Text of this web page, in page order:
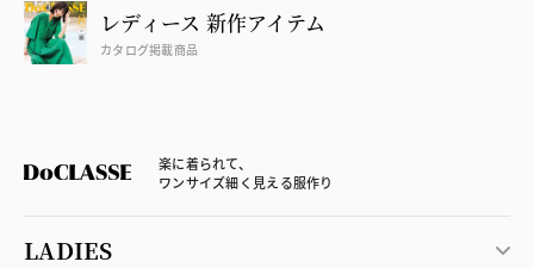
レディース 新作アイテム
カタログ掲載商品
楽に着られて、
ワンサイズ細く見える服作り
LADIES